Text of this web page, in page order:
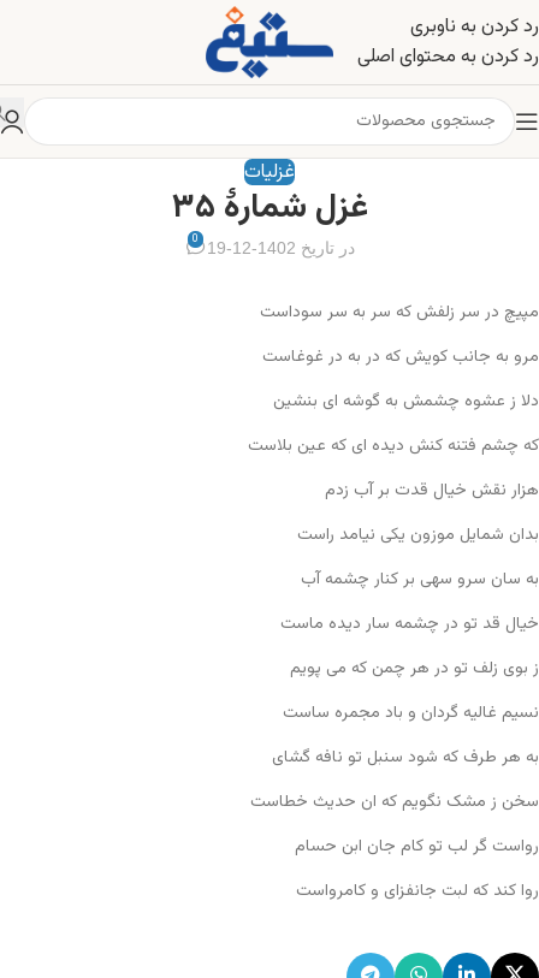
رد کردن به ناوبری
رد کردن به محتوای اصلی
غزلیات
غزل شمارهٔ ۳۵
در تاریخ 1402-12-19 0
مپیچ در سر زلفش که سر به سر سوداست
مرو به جانب کویش که در به در غوغاست
دلا ز عشوه چشمش به گوشه ای بنشین
که چشم فتنه کنش دیده ای که عین بلاست
هزار نقش خیال قدت بر آب زدم
بدان شمایل موزون یکی نیامد راست
به سان سرو سهی بر کنار چشمه آب
خیال قد تو در چشمه سار دیده ماست
ز بوی زلف تو در هر چمن که می پویم
نسیم غالیه گردان و باد مجمره ساست
به هر طرف که شود سنبل تو نافه گشای
سخن ز مشک نگویم که ان حدیث خطاست
رواست گر لب تو کام جان ابن حسام
روا کند که لبت جانفزای و کامرواست